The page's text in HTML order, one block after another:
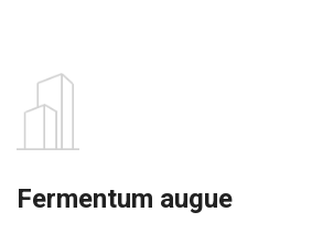
Fermentum augue